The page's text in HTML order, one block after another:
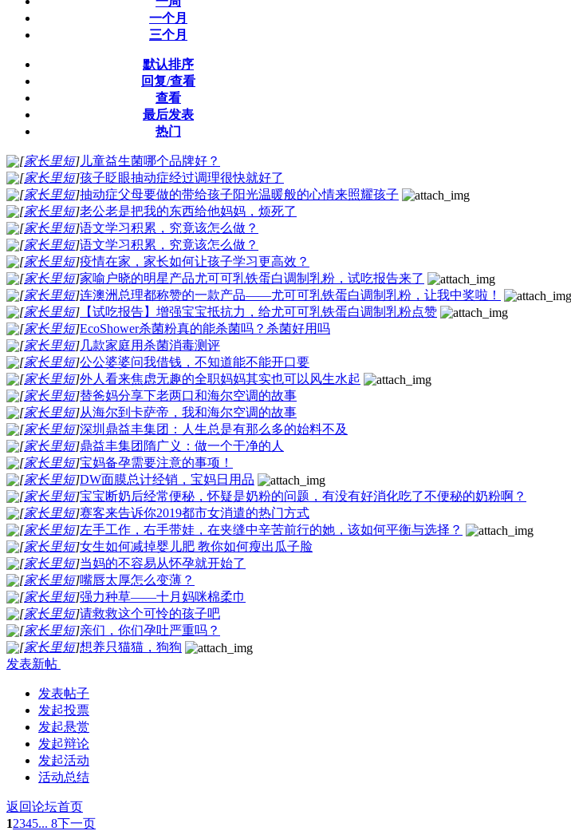
一个月
三个月
默认排序
回复/查看
查看
最后发表
热门
[家长里短] 儿童益生菌哪个品牌好？
[家长里短]孩子眨眼抽动症经过调理很快就好了
[家长里短]抽动症父母要做的带给孩子阳光温暖般的心情来照耀孩子
[家长里短]老公老是把我的东西给他妈妈，烦死了
[家长里短]语文学习积累，究竟该怎么做？
[家长里短]语文学习积累，究竟该怎么做？
[家长里短]疫情在家，家长如何让孩子学习更高效？
[家长里短]家喻户晓的明星产品尤可可乳铁蛋白调制乳粉，试吃报告来了
[家长里短]连澳洲总理都称赞的一款产品——尤可可乳铁蛋白调制乳粉，让我中奖啦！
[家长里短] 【试吃报告】增强宝宝抵抗力，给尤可可乳铁蛋白调制乳粉点赞
[家长里短]EcoShower杀菌粉真的能杀菌吗？杀菌好用吗
[家长里短]几款家庭用杀菌消毒测评
[家长里短]公公婆婆问我借钱，不知道能不能开口要
[家长里短]外人看来焦虑无趣的全职妈妈其实也可以风生水起
[家长里短]替爸妈分享下老两口和海尔空调的故事
[家长里短]从海尔到卡萨帝，我和海尔空调的故事
[家长里短]深圳鼎益丰集团：人生总是有那么多的始料不及
[家长里短]鼎益丰集团隋广义：做一个干净的人
[家长里短]宝妈备孕需要注意的事项！
[家长里短]DW面膜总计经销，宝妈日用品
[家长里短]宝宝断奶后经常便秘，怀疑是奶粉的问题，有没有好消化吃了不便秘的奶粉啊？
[家长里短]赛客来告诉你2019都市女消遣的热门方式
[家长里短]左手工作，右手带娃，在夹缝中辛苦前行的她，该如何平衡与选择？
[家长里短]女生如何减掉婴儿肥 教你如何瘦出瓜子脸
[家长里短]当妈的不容易从怀孕就开始了
[家长里短]嘴唇太厚怎么变薄？
[家长里短]强力种草——十月妈咪棉柔巾
[家长里短]请救救这个可怜的孩子吧
[家长里短]亲们，你们孕吐严重吗？
[家长里短]想养只猫猫，狗狗
发表新帖
发表帖子
发起投票
发起悬赏
发起辩论
发起活动
活动总结
返回论坛首页
12345... 8下一页